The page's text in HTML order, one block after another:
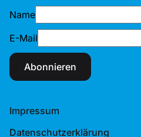
Name
E-Mail
Abonnieren
Impressum
Datenschutzerklärung